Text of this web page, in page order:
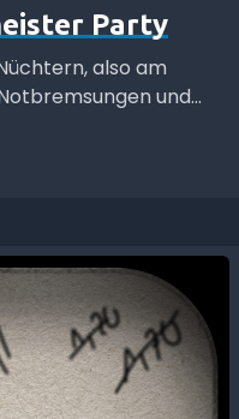
Party
also am
und
dieser Folge.